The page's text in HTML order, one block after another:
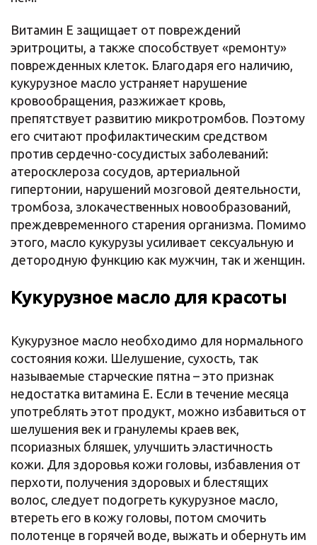
Витамин Е защищает от повреждений
эритроциты, а также способствует «ремонту»
поврежденных клеток. Благодаря его наличию,
кукурузное масло устраняет нарушение
кровообращения, разжижает кровь,
препятствует развитию микротромбов. Поэтому
его считают профилактическим средством
против сердечно-сосудистых заболеваний:
атеросклероза сосудов, артериальной
гипертонии, нарушений мозговой деятельности,
тромбоза, злокачественных новообразований,
преждевременного старения организма. Помимо
этого, масло кукурузы усиливает сексуальную и
детородную функцию как мужчин, так и женщин.
Кукурузное масло для красоты
Кукурузное масло необходимо для нормального
состояния кожи. Шелушение, сухость, так
называемые старческие пятна – это признак
недостатка витамина Е. Если в течение месяца
употреблять этот продукт, можно избавиться от
шелушения век и гранулемы краев век,
псориазных бляшек, улучшить эластичность
кожи. Для здоровья кожи головы, избавления от
перхоти, получения здоровых и блестящих
волос, следует подогреть кукурузное масло,
втереть его в кожу головы, потом смочить
полотенце в горячей воде, выжать и обернуть им